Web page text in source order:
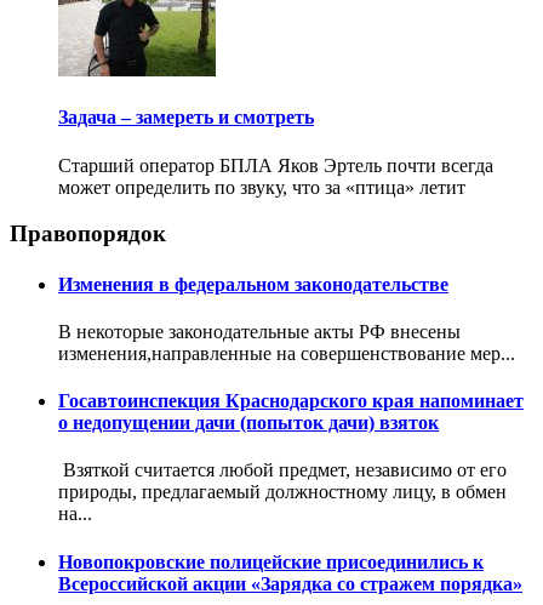
Задача – замереть и смотреть
Старший оператор БПЛА Яков Эртель почти всегда
может определить по звуку, что за «птица» летит
Правопорядок
Изменения в федеральном законодательстве
В некоторые законодательные акты РФ внесены
изменения,направленные на совершенствование мер...
Госавтоинспекция Краснодарского края напоминает
о недопущении дачи (попыток дачи) взяток
Взяткой считается любой предмет, независимо от его
природы, предлагаемый должностному лицу, в обмен
на...
Новопокровские полицейские присоединились к
Всероссийской акции «Зарядка со стражем порядка»